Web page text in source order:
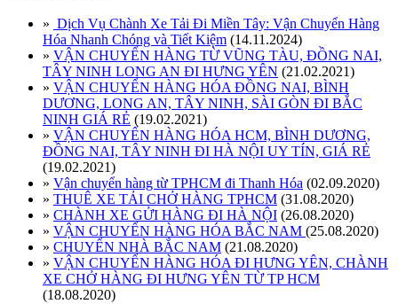
» Dịch Vụ Chành Xe Tải Đi Miền Tây: Vận Chuyển Hàng
Hóa Nhanh Chóng và Tiết Kiệm (14.11.2024)
» VẬN CHUYỂN HÀNG TỪ VŨNG TÀU, ĐỒNG NAI,
TÂY NINH LONG AN ĐI HƯNG YÊN (21.02.2021)
» VẬN CHUYỂN HÀNG HÓA ĐỒNG NAI, BÌNH
DƯƠNG, LONG AN, TÂY NINH, SÀI GÒN ĐI BẮC
NINH GIÁ RẺ (19.02.2021)
» VẬN CHUYỂN HÀNG HÓA HCM, BÌNH DƯƠNG,
ĐỒNG NAI, TÂY NINH ĐI HÀ NỘI UY TÍN, GIÁ RẺ
(19.02.2021)
» Vận chuyển hàng từ TPHCM đi Thanh Hóa (02.09.2020)
» THUÊ XE TẢI CHỞ HÀNG TPHCM (31.08.2020)
» CHÀNH XE GỬI HÀNG ĐI HÀ NỘI (26.08.2020)
» VẬN CHUYỂN HÀNG HÓA BẮC NAM (25.08.2020)
» CHUYỂN NHÀ BẮC NAM (21.08.2020)
» VẬN CHUYỂN HÀNG HÓA ĐI HƯNG YÊN, CHÀNH
XE CHỞ HÀNG ĐI HƯNG YÊN TỪ TP HCM
(18.08.2020)